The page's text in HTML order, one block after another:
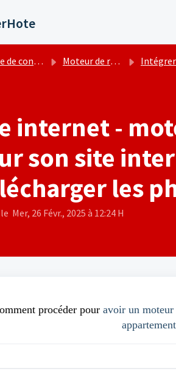
principal
connaissances Moteur de réservation - Site internet Intégrer le moteur de réservation
internet -
son site
les
Mer, 26 Févr., 2025 à 12:24 H
procéder pouravoir un moteur